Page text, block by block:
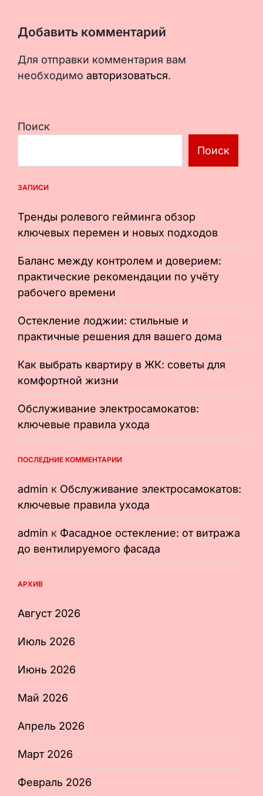
Добавить комментарий
Для отправки комментария вам
необходимо авторизоваться.
Поиск
Поиск
ЗАПИСИ
Тренды ролевого гейминга обзор
ключевых перемен и новых подходов
Баланс между контролем и доверием:
практические рекомендации по учёту
рабочего времени
Остекление лоджии: стильные и
практичные решения для вашего дома
Как выбрать квартиру в ЖК: советы для
комфортной жизни
Обслуживание электросамокатов:
ключевые правила ухода
ПОСЛЕДНИЕ КОММЕНТАРИИ
admin к Обслуживание электросамокатов:
ключевые правила ухода
admin к Фасадное остекление: от витража
до вентилируемого фасада
АРХИВ
Август 2026
Июль 2026
Июнь 2026
Май 2026
Апрель 2026
Март 2026
Февраль 2026